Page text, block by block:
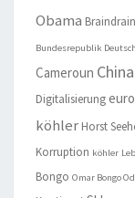
Obama Braindrain
Bundesrepublik
Cameroun China
Digitalisierung
köhler Horst
Korruption köhler
Bongo Omar Bongo